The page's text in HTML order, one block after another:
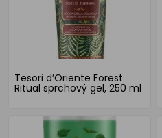
Tesori d’Oriente Forest
Ritual sprchový gel, 250 ml